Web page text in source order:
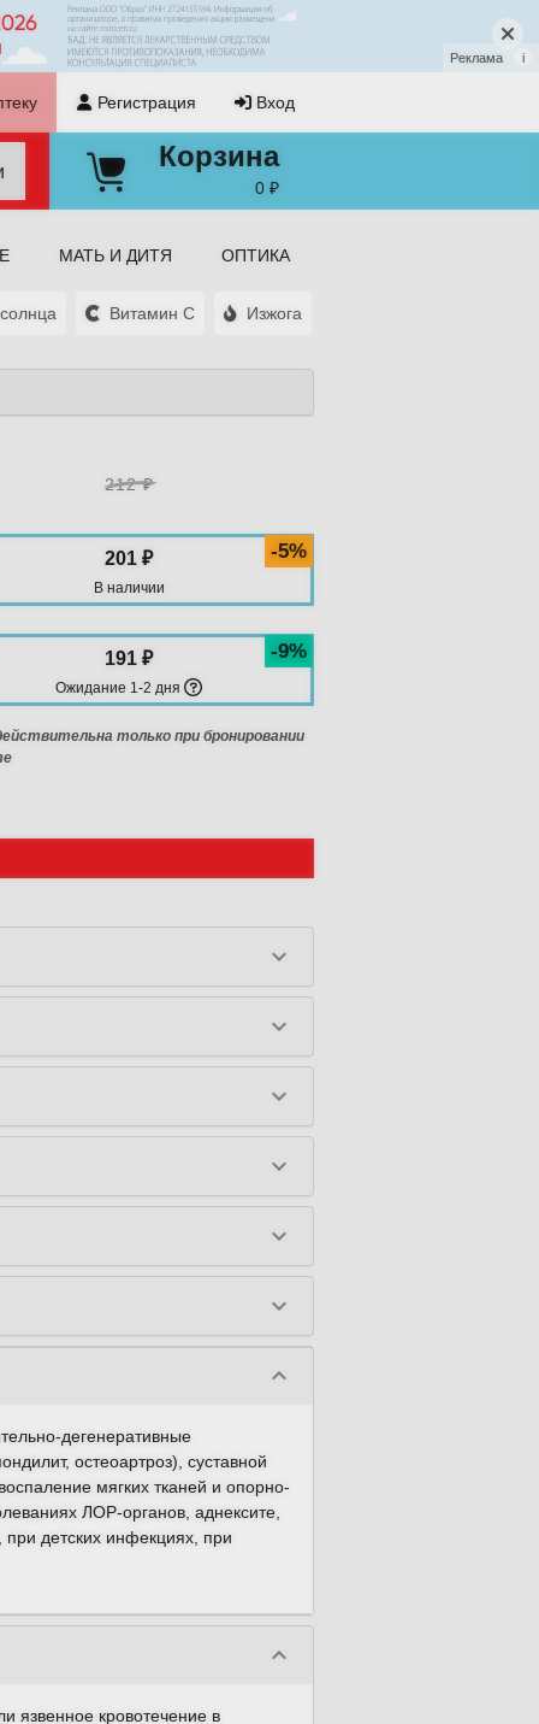
Реклама i
Регистрация Вход
Корзина
0 ₽
МАТЬ И ДИТЯ ОПТИКА
Витамин С Изжога
212 ₽
-5%
201 ₽
В наличии
-9%
191 ₽
Ожидание 1-2 дня
только при бронировании
keyboard_arrow_down
keyboard_arrow_down
keyboard_arrow_down
keyboard_arrow_down
keyboard_arrow_down
keyboard_arrow_down
keyboard_arrow_down
дегенеративные
остеоартроз), суставной
мягких тканей и опорно-
ЛОР-органов, аднексите,
детских инфекциях, при
keyboard_arrow_down
язвенное кровотечение в